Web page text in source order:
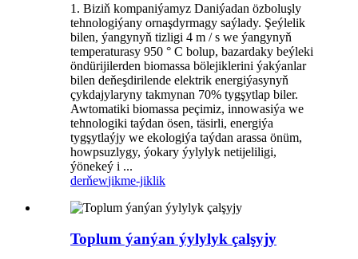
1. Biziň kompaniýamyz Daniýadan özboluşly
tehnologiýany ornaşdyrmagy saýlady. Şeýlelik
bilen, ýangynyň tizligi 4 m / s we ýangynyň
temperaturasy 950 ° C bolup, bazardaky beýleki
öndürijilerden biomassa bölejiklerini ýakýanlar
bilen deňeşdirilende elektrik energiýasynyň
çykdajylaryny takmynan 70% tygşytlap biler.
Awtomatiki biomassa peçimiz, innowasiýa we
tehnologiki taýdan ösen, täsirli, energiýa
tygşytlaýjy we ekologiýa taýdan arassa önüm,
howpsuzlygy, ýokary ýylylyk netijeliligi,
ýönekeý i ...
derňewjikme-jiklik
Toplum ýanýan ýylylyk çalşyjy